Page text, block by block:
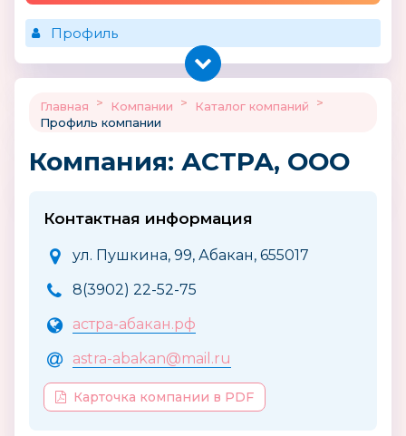
Профиль
Главная > Компании > Каталог компаний
>
Профиль компании
Компания: АСТРА, ООО
Контактная информация
ул. Пушкина, 99, Абакан, 655017
8(3902) 22-52-75
астра-абакан.рф
astra-abakan@mail.ru
Карточка компании в PDF